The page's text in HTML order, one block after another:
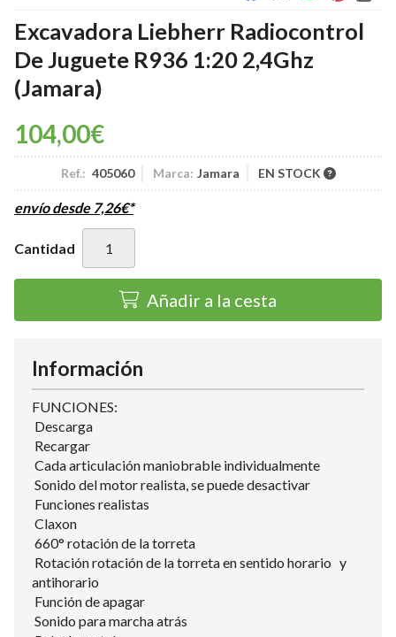
Excavadora Liebherr Radiocontrol
De Juguete R936 1:20 2,4Ghz
(Jamara)
104,00€
Ref.: 405060 Marca: Jamara EN STOCK
envío desde 7,26€*
Cantidad
Añadir a la cesta
Información
FUNCIONES:
Descarga
Recargar
Cada articulación maniobrable individualmente
Sonido del motor realista, se puede desactivar
Funciones realistas
Claxon
660° rotación de la torreta
Rotación rotación de la torreta en sentido horario y
antihorario
Función de apagar
Sonido para marcha atrás